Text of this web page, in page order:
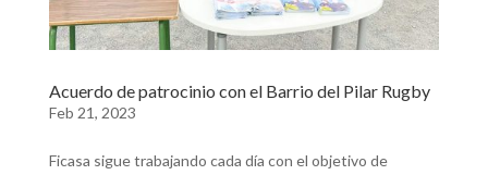
Acuerdo de patrocinio con el Barrio del Pilar Rugby
Feb 21, 2023
Ficasa sigue trabajando cada día con el objetivo de